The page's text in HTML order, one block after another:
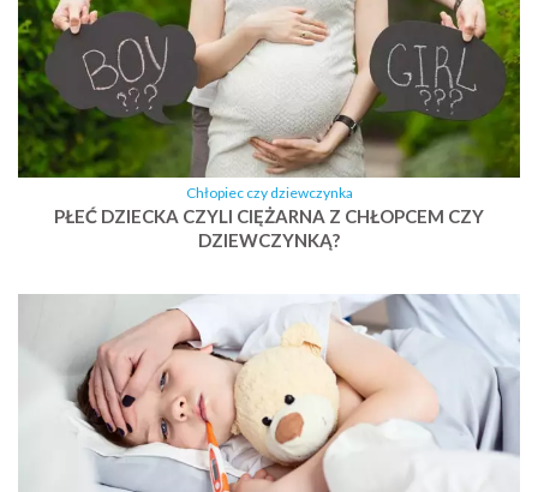
Chłopiec czy dziewczynka
PŁEĆ DZIECKA CZYLI CIĘŻARNA Z CHŁOPCEM CZY
DZIEWCZYNKĄ?